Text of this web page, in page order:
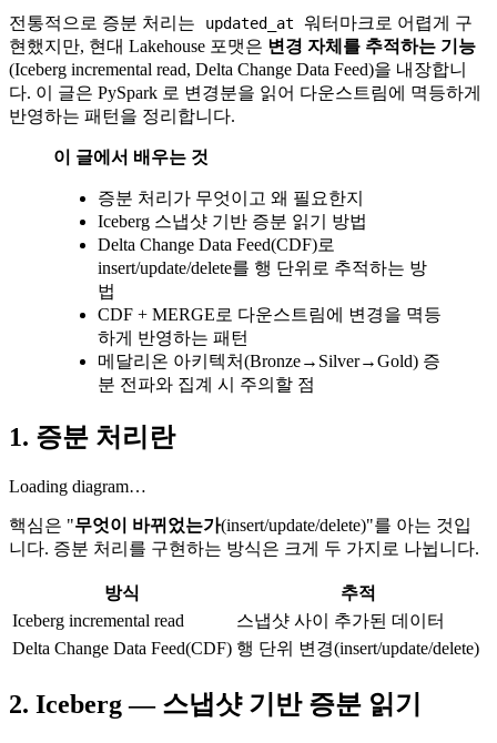
전통적으로 증분 처리는 updated_at
워터마크로 어렵게 구
현했지만, 현대 Lakehouse 포맷은 변경 자체를 추적하는 기능
(Iceberg incremental read, Delta Change Data Feed)을 내장합니
다. 이 글은 PySpark 로 변경분을 읽어 다운스트림에 멱등하게
반영하는 패턴을 정리합니다.
이 글에서 배우는 것
증분 처리가 무엇이고 왜 필요한지
Iceberg 스냅샷 기반 증분 읽기 방법
Delta Change Data Feed(CDF)로
insert/update/delete를 행 단위로 추적하는 방
법
CDF + MERGE로 다운스트림에 변경을 멱등
하게 반영하는 패턴
메달리온 아키텍처(Bronze→Silver→Gold) 증
분 전파와 집계 시 주의할 점
1. 증분 처리란
Loading diagram…
핵심은 "무엇이 바뀌었는가(insert/update/delete)"를 아는 것입
니다. 증분 처리를 구현하는 방식은 크게 두 가지로 나뉩니다.
방식
추적
Iceberg incremental read
스냅샷 사이 추가된 데이터
Delta Change Data Feed(CDF) 행 단위 변경(insert/update/delete)
2. Iceberg — 스냅샷 기반 증분 읽기